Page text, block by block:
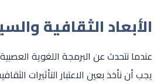
الأبعاد الثقافية
عندما نتحدث عن البرمجة اللغوية
يجب أن نأخذ بعين الاعتبار التأثيرات